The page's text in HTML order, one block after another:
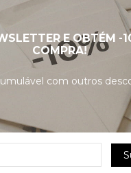
NEW
E OBTÉM -
COMPRA!
com outros